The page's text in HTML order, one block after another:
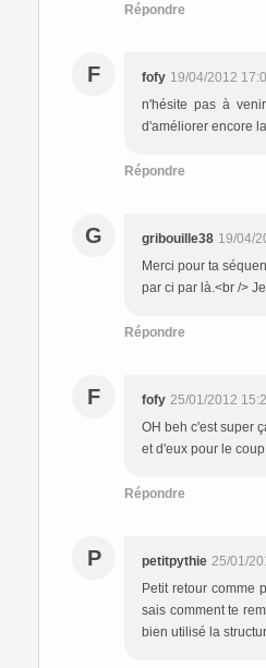
Répondre
F fofy 19/04/2012
n'hésite pas à
d'améliorer encore
Répondre
G gribouille38 19/04/
Merci pour ta
par ci par là.<br />
Répondre
F fofy 25/01/2012
OH beh c'est super
et d'eux pour le
Répondre
P petitpythie 25/01/
Petit retour comme
sais comment te
bien utilisé la